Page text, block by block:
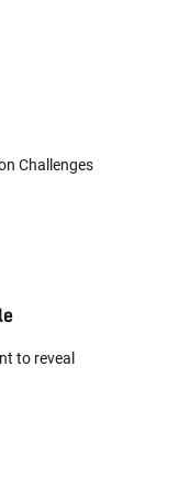
Challenges
to reveal